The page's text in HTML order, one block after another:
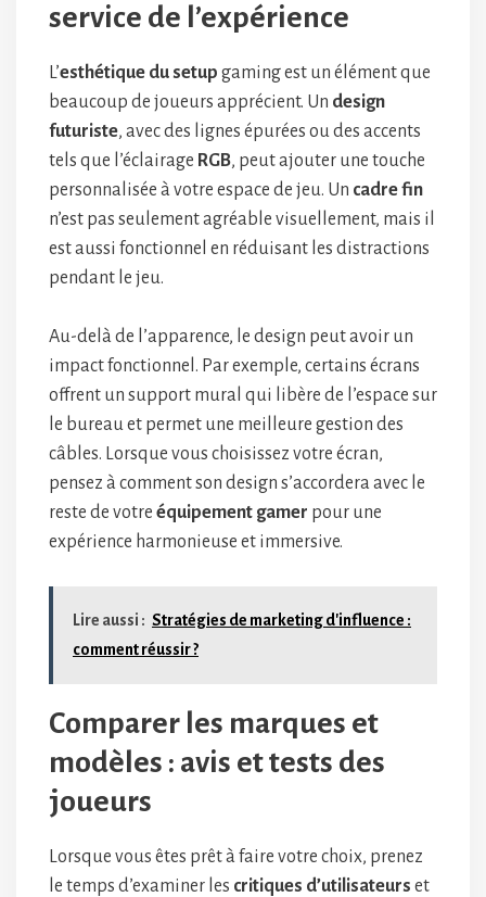
service de l’expérience
L’esthétique du setup gaming est un élément que
beaucoup de joueurs apprécient. Un design
futuriste, avec des lignes épurées ou des accents
tels que l’éclairage RGB, peut ajouter une touche
personnalisée à votre espace de jeu. Un cadre fin
n’est pas seulement agréable visuellement, mais il
est aussi fonctionnel en réduisant les distractions
pendant le jeu.
Au-delà de l’apparence, le design peut avoir un
impact fonctionnel. Par exemple, certains écrans
offrent un support mural qui libère de l’espace sur
le bureau et permet une meilleure gestion des
câbles. Lorsque vous choisissez votre écran,
pensez à comment son design s’accordera avec le
reste de votre équipement gamer pour une
expérience harmonieuse et immersive.
Lire aussi : Stratégies de marketing d'influence :
comment réussir ?
Comparer les marques et
modèles : avis et tests des
joueurs
Lorsque vous êtes prêt à faire votre choix, prenez
le temps d’examiner les critiques d’utilisateurs et